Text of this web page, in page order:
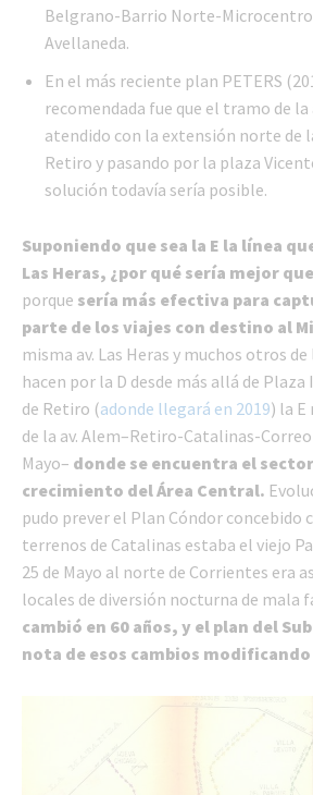
Belgrano-Barrio Norte-
Avellaneda.
En el más reciente plan PETERS
recomendada fue que el tramo de la
atendido con la extensión norte de
Retiro y pasando por la plaza
solución todavía sería posible.
Suponiendo que sea la E la línea
Las Heras, ¿por qué sería mejor
porque sería más efectiva para
parte de los viajes con destino al
misma av. Las Heras y muchos otros de
hacen por la D desde más allá de
de Retiro (adonde llegará en 2019) la
de la av. Alem–Retiro-Catalinas-
Mayo– donde se encuentra el
crecimiento del Área Central.
pudo prever el Plan Cóndor concebido
terrenos de Catalinas estaba el viejo
25 de Mayo al norte de Corrientes era
locales de diversión nocturna de mala
cambió en 60 años, y el plan del
nota de esos cambios modificando